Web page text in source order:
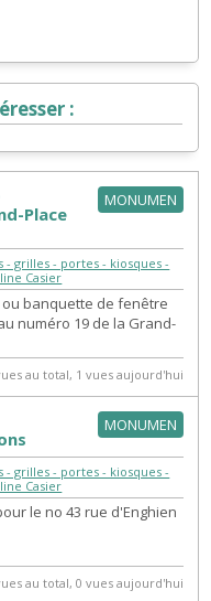
:
MONUMEN
Place
- grilles - portes - kiosques -
Casier
banquette de fenêtre
numéro 19 de la Grand-
au total, 1 vues aujourd'hui
MONUMEN
- grilles - portes - kiosques -
Casier
le no 43 rue d'Enghien
au total, 0 vues aujourd'hui